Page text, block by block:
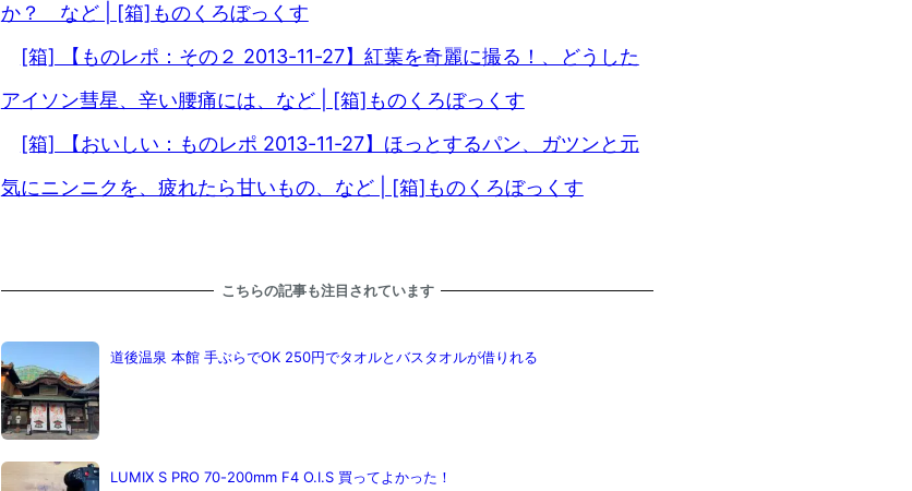
か？ など | [箱]ものくろぼっくす
[箱] 【ものレポ：その２ 2013-11-27】紅葉を奇麗に撮る！、どうした
アイソン彗星、辛い腰痛には、など | [箱]ものくろぼっくす
[箱] 【おいしい：ものレポ 2013-11-27】ほっとするパン、ガツンと元
気にニンニクを、疲れたら甘いもの、など | [箱]ものくろぼっくす
こちらの記事も注目されています
道後温泉 本館 手ぶらでOK 250円でタオルとバスタオルが借りれる
LUMIX S PRO 70-200mm F4 O.I.S 買ってよかった！